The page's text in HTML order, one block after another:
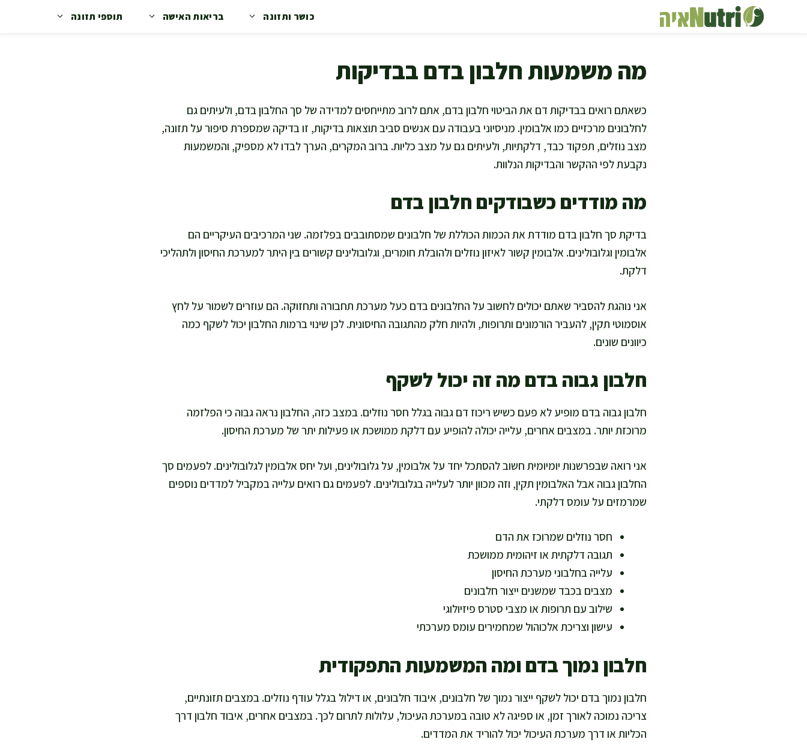
כושר ותזונה בריאות האישה תוספי תזונה
מה משמעות חלבון בדם בבדיקות
כשאתם רואים בבדיקות דם את הביטוי חלבון בדם, אתם לרוב מתייחסים למדידה של סך החלבון בדם, ולעיתים גם
לחלבונים מרכזיים כמו אלבומין. מניסיוני בעבודה עם אנשים סביב תוצאות בדיקות, זו בדיקה שמספרת סיפור על תזונה,
מצב נוזלים, תפקוד כבד, דלקתיות, ולעיתים גם על מצב כליות. ברוב המקרים, הערך לבדו לא מספיק, והמשמעות
נקבעת לפי ההקשר והבדיקות הנלוות.
מה מודדים כשבודקים חלבון בדם
בדיקת סך חלבון בדם מודדת את הכמות הכוללת של חלבונים שמסתובבים בפלזמה. שני המרכיבים העיקריים הם
אלבומין וגלובולינים. אלבומין קשור לאיזון נוזלים ולהובלת חומרים, וגלובולינים קשורים בין היתר למערכת החיסון ולתהליכי
דלקת.
אני נוהגת להסביר שאתם יכולים לחשוב על החלבונים בדם כעל מערכת תחבורה ותחזוקה. הם עוזרים לשמור על לחץ
אוסמוטי תקין, להעביר הורמונים ותרופות, ולהיות חלק מהתגובה החיסונית. לכן שינוי ברמות החלבון יכול לשקף כמה
כיוונים שונים.
חלבון גבוה בדם מה זה יכול לשקף
חלבון גבוה בדם מופיע לא פעם כשיש ריכוז דם גבוה בגלל חסר נוזלים. במצב כזה, החלבון נראה גבוה כי הפלזמה
מרוכזת יותר. במצבים אחרים, עלייה יכולה להופיע עם דלקת ממושכת או פעילות יתר של מערכת החיסון.
אני רואה שבפרשנות יומיומית חשוב להסתכל יחד על אלבומין, על גלובולינים, ועל יחס אלבומין לגלובולינים. לפעמים סך
החלבון גבוה אבל האלבומין תקין, וזה מכוון יותר לעלייה בגלובולינים. לפעמים גם רואים עלייה במקביל למדדים נוספים
שמרמזים על עומס דלקתי.
חסר נוזלים שמרוכז את הדם
תגובה דלקתית או זיהומית ממושכת
עלייה בחלבוני מערכת החיסון
מצבים בכבד שמשנים ייצור חלבונים
שילוב עם תרופות או מצבי סטרס פיזיולוגי
עישון וצריכת אלכוהול שמחמירים עומס מערכתי
חלבון נמוך בדם ומה המשמעות התפקודית
חלבון נמוך בדם יכול לשקף ייצור נמוך של חלבונים, איבוד חלבונים, או דילול בגלל עודף נוזלים. במצבים תזונתיים,
צריכה נמוכה לאורך זמן, או ספיגה לא טובה במערכת העיכול, עלולות לתרום לכך. במצבים אחרים, איבוד חלבון דרך
הכליות או דרך מערכת העיכול יכול להוריד את המדדים.